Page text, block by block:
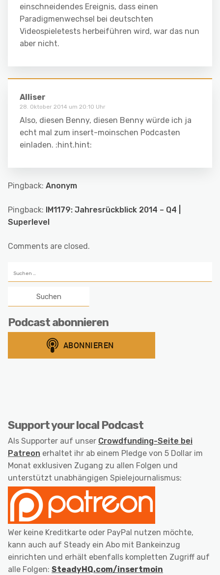
einschneidendes Ereignis, dass einen
Paradigmenwechsel bei deutschten
Videospieletests herbeiführen wird, war das nun
aber nicht.
Alliser
28. Oktober 2014 um 20:10 Uhr
Also, diesen Benny, diesen Benny würde ich ja
echt mal zum insert-moinschen Podcasten
einladen. :hint.hint:
Pingback: Anonym
Pingback:
IM1179: Jahresrückblick 2014 – Q4 |
Superlevel
Comments are closed.
nach:
Podcast abonnieren
Support your local Podcast
Als Supporter auf unser Crowdfunding-Seite bei
Patreon erhaltet ihr ab einem Pledge von 5 Dollar im
Monat exklusiven Zugang zu allen Folgen und
unterstützt unabhängigen Spielejournalismus:
Wer keine Kreditkarte oder PayPal nutzen möchte,
kann auch auf Steady ein Abo mit Bankeinzug
einrichten und erhält ebenfalls kompletten Zugriff auf
alle Folgen: SteadyHQ.com/insertmoin